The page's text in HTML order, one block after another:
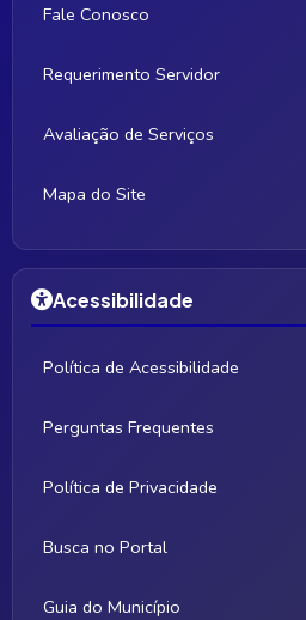
Fale Conosco
Requerimento Servidor
Avaliação de Serviços
Mapa do Site
Acessibilidade
Política de Acessibilidade
Perguntas Frequentes
Política de Privacidade
Busca no Portal
Guia do Município